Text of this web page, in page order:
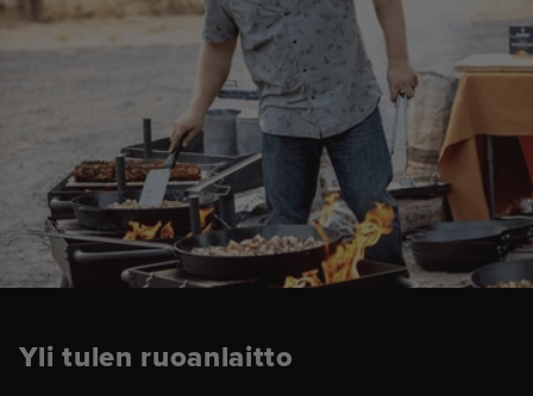
Yli tulen ruoanlaitto